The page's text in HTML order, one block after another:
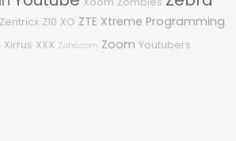
Zentricx Z10 XO ZTE Xtreme Programming
Xirrus XXX Zoho.com Zoom Youtubers